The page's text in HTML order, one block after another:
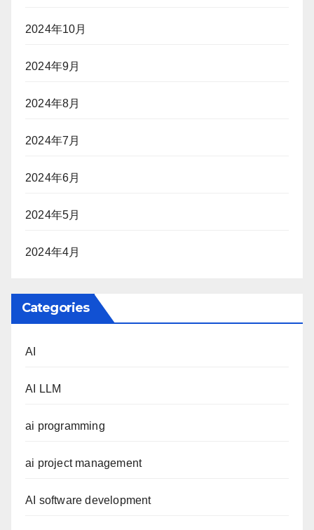
2024年10月
2024年9月
2024年8月
2024年7月
2024年6月
2024年5月
2024年4月
Categories
AI
AI LLM
ai programming
ai project management
AI software development